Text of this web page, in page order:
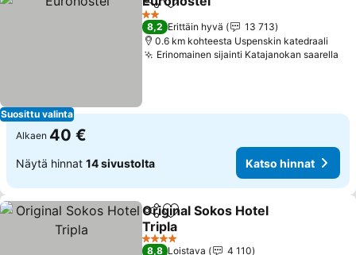
Suosittu valinta
Jaa Lisää suosikkeihin
2 Tähtiluokitus
8,2 Erittäin hyvä
13 713
0.6 km kohteesta Uspenskin katedraali
Erinomainen sijainti Katajanokan saarella
Alkaen 40 €
Näytä hinnat 14 sivustolta Katso hinnat
Jaa Lisää suosikkeihin
Original Sokos Hotel
Tripla
4 Tähtiluokitus
8,8 Loistava
4 110